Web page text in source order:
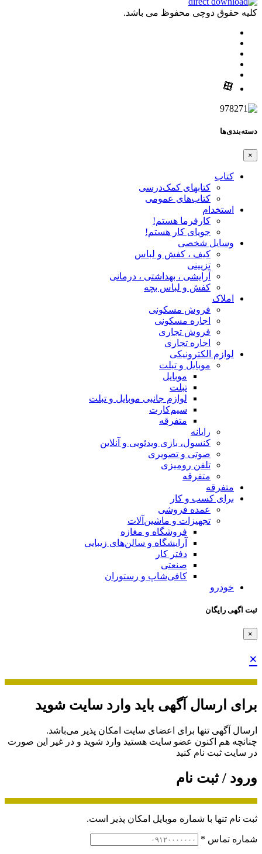
کلیه حقوق دوچی محفوظ می باشد.
دسته‌بندی‌ها
×
کتاب
کتابهای کمک‌درسی
کتاب‌های عمومی
استخدام
کارفرما هستم!
جویای کار هستم!
وسایل شخصی
کیف ، کفش و لباس
تزیینی
آرایشی ، بهداشتی ، درمانی
کفش و لباس بچه
املاک
فروش مسکونی
اجاره مسکونی
فروش تجاری
اجاره تجاری
لوازم الکترونیکی
موبایل و تبلت
موبایل
تبلت
لوازم جانبی موبایل و تبلت
سیم‌کارت
متفرقه
رایانه
کنسول، بازی‌ ویدئویی و آنلاین
صوتی و تصویری
تلفن رومیزی
متفرقه
متفرقه
برای کسب و کار
عمده فروشی
تجهیزات و ماشین‌آلات
فروشگاه و مغازه
آرایشگاه و سالن‌های زیبایی
دفتر کار
صنعتی
کافی‌شاپ و رستوران
خودرو
ثبت اگهی رایگان
×
×
برای ارسال آگهی باید وارد سایت شوید
ارسال آگهی تنها برای اعضای سایت امکان پذیر می‌باشد.
چنانچه هم‌ اکنون عضو سایت هستید وارد شوید و در غیر این صورت
در سایت ثبت نام کنید
ورود / ثبت نام
ثبت نام تنها با شماره موبایل امکان پذیر است.
شماره تماس *